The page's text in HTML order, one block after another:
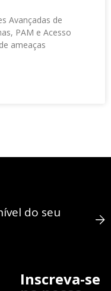
Avançadas de
PAM e Acesso
ameaças
do seu
Inscreva-se